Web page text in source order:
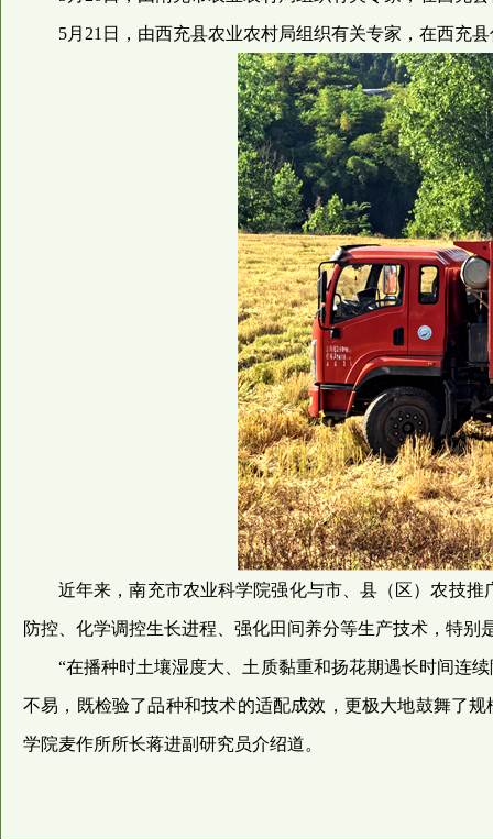
5月21日，由西充县农业农村局组织有关专家，在西充
近年来，南充市农业科学院强化与市、县（区）农技
防控、化学调控生长进程、强化田间养分等生产技术，特
“在播种时土壤湿度大、土质黏重和扬花期遇长时间连
不易，既检验了品种和技术的适配成效，更极大地鼓舞了
学院麦作所所长蒋进副研究员介绍道。